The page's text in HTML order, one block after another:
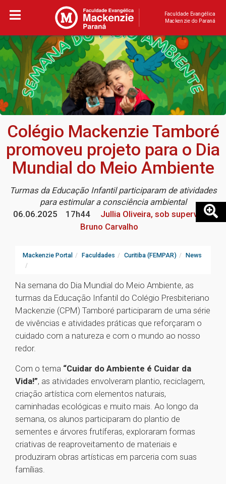
Faculdade Evangélica
Mackenzie do Paraná
Colégio Mackenzie Tamboré
promoveu projeto para o Dia
Mundial do Meio Ambiente
Turmas da Educação Infantil participaram de atividades
para estimular a consciência ambiental
06.06.2025
17h44
Jullia Oliveira, sob supervisão
Bruno Carvalho
Mackenzie Portal Faculdades Curitiba (FEMPAR) News
Na semana do Dia Mundial do Meio Ambiente, as
turmas da Educação Infantil do Colégio Presbiteriano
Mackenzie (CPM) Tamboré participaram de uma série
de vivências e atividades práticas que reforçaram o
cuidado com a natureza e com o mundo ao nosso
redor.
Com o tema “Cuidar do Ambiente é Cuidar da
Vida!”, as atividades envolveram plantio, reciclagem,
criação artística com elementos naturais,
caminhadas ecológicas e muito mais. Ao longo da
semana, os alunos participaram do plantio de
sementes e árvores frutíferas, exploraram formas
criativas de reaproveitamento de materiais e
produziram obras artísticas em parceria com suas
famílias.